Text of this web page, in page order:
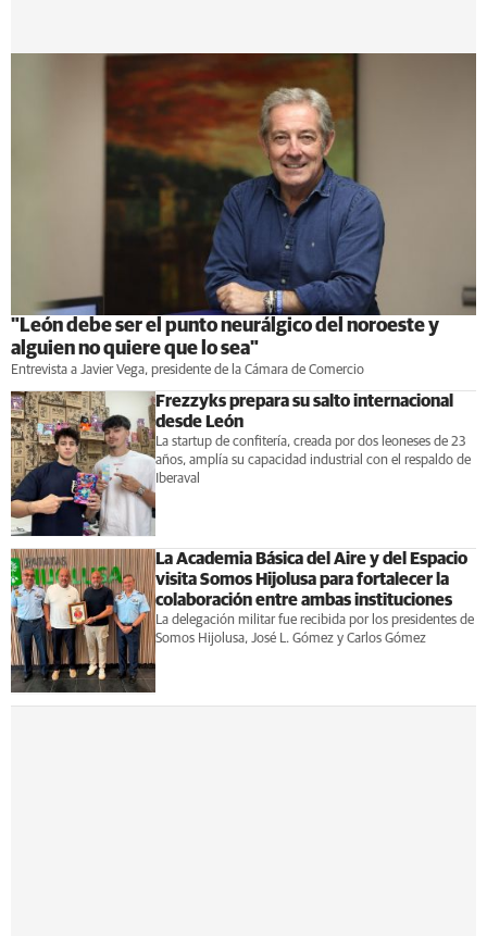
"León debe ser el punto neurálgico del noroeste y
alguien no quiere que lo sea"
Entrevista a Javier Vega, presidente de la Cámara de Comercio
Frezzyks prepara su salto internacional
desde León
La startup de confitería, creada por dos leoneses de 23
años, amplía su capacidad industrial con el respaldo de
Iberaval
La Academia Básica del Aire y del Espacio
visita Somos Hijolusa para fortalecer la
colaboración entre ambas instituciones
La delegación militar fue recibida por los presidentes de
Somos Hijolusa, José L. Gómez y Carlos Gómez